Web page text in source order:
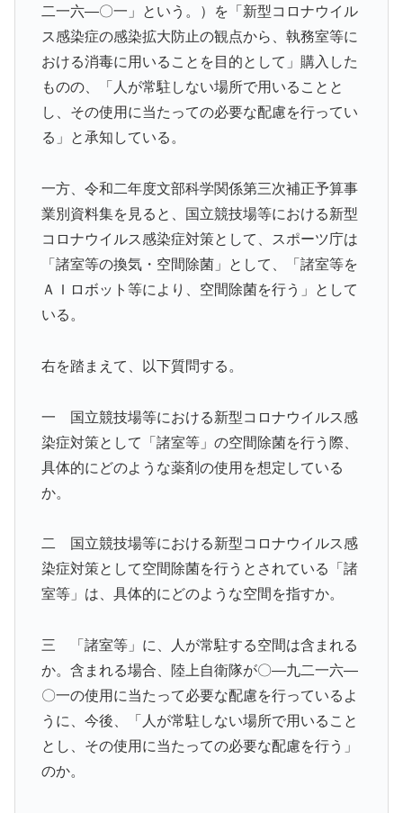
二一六―〇一」という。）を「新型コロナウイル
ス感染症の感染拡大防止の観点から、執務室等に
おける消毒に用いることを目的として」購入した
ものの、「人が常駐しない場所で用いることと
し、その使用に当たっての必要な配慮を行ってい
る」と承知している。
一方、令和二年度文部科学関係第三次補正予算事
業別資料集を見ると、国立競技場等における新型
コロナウイルス感染症対策として、スポーツ庁は
「諸室等の換気・空間除菌」として、「諸室等を
ＡＩロボット等により、空間除菌を行う」として
いる。
右を踏まえて、以下質問する。
一 国立競技場等における新型コロナウイルス感
染症対策として「諸室等」の空間除菌を行う際、
具体的にどのような薬剤の使用を想定している
か。
二 国立競技場等における新型コロナウイルス感
染症対策として空間除菌を行うとされている「諸
室等」は、具体的にどのような空間を指すか。
三 「諸室等」に、人が常駐する空間は含まれる
か。含まれる場合、陸上自衛隊が〇―九二一六―
〇一の使用に当たって必要な配慮を行っているよ
うに、今後、「人が常駐しない場所で用いること
とし、その使用に当たっての必要な配慮を行う」
のか。